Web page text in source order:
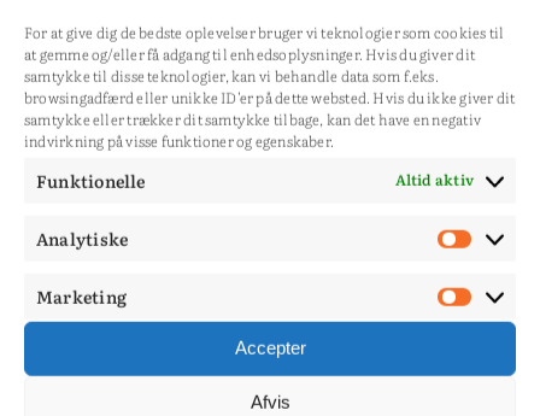
For at give dig de bedste oplevelser bruger vi teknologier som cookies til
at gemme og/eller få adgang til enhedsoplysninger. Hvis du giver dit
samtykke til disse teknologier, kan vi behandle data som f.eks.
browsingadfærd eller unikke ID'er på dette websted. Hvis du ikke giver dit
samtykke eller trækker dit samtykke tilbage, kan det have en negativ
indvirkning på visse funktioner og egenskaber.
Funktionelle Altid aktiv
Analytiske
Marketing
Accepter
Afvis
Program og tilmelding…
LÆS MERE
Kursus i sansemotorisk
pædagogik